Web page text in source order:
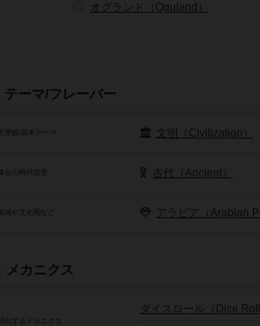
オグランド（Oguland）
テーマ/フレーバー
世界観/基本テーマ 文明（Civilization）
舞台の時代背景 古代（Ancient）
地域や文化圏など アラビア（Arabian
メカニクス
頻出するメカニクス
ダイスロール（Dice